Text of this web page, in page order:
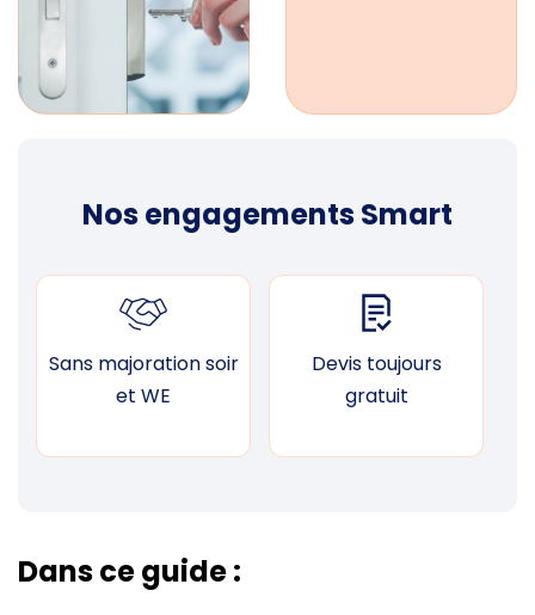
Nos engagements Smart
Sans majoration soir
et WE
Devis toujours
gratuit
Dans ce guide :